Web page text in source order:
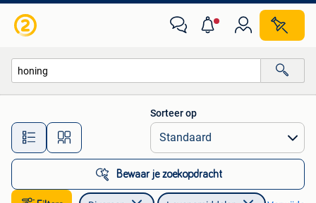
Alle afstanden…
Sorteer op
Bewaar je zoekopdracht